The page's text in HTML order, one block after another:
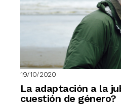
19/10/2020
La adaptación a la
cuestión de género?